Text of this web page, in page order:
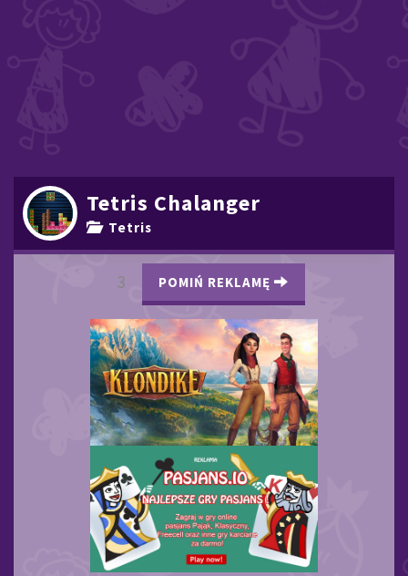
Tetris Chalanger
Tetris
2 POMIŃ REKLAMĘ